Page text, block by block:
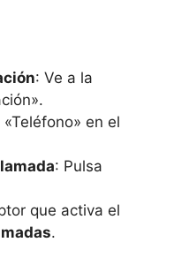
: Ve a la
en el
: Pulsa
que activa el
.